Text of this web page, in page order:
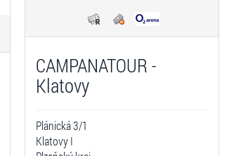
CAMPANATOUR -
Klatovy
Plánická 3/1
Klatovy I